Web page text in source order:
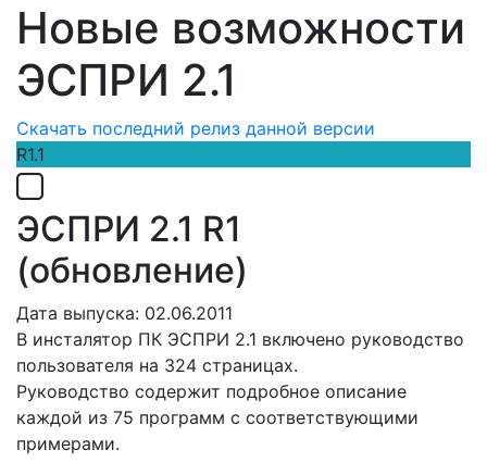
Новые возможности
ЭСПРИ 2.1
Скачать последний релиз данной версии
R1.1
ЭСПРИ 2.1 R1
(обновление)
Дата выпуска: 02.06.2011
В инсталятор ПК ЭСПРИ 2.1 включено руководство
пользователя на 324 страницах.
Руководство содержит подробное описание
каждой из 75 программ с соответствующими
примерами.